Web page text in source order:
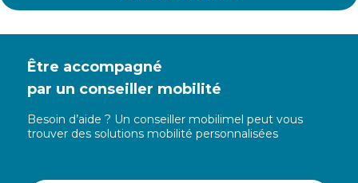
Être accompagné
par un conseiller mobilité
Besoin d’aide ? Un conseiller mobilimel peut vous
trouver des solutions mobilité personnalisées